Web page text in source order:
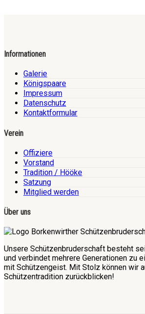
Informationen
Galerie
Königspaare
Impressum
Datenschutz
Kontaktformular
Verein
Offiziere
Vorstand
Tradition / Hööke
Satzung
Mitglied werden
Über uns
Unsere Schützenbruderschaft besteht
und verbindet mehrere Generationen zu
mit Schützengeist. Mit Stolz können wir
Schützentradition zurückblicken!